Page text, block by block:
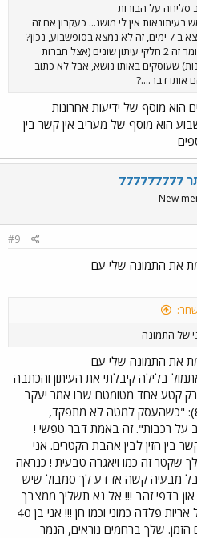
סליחה על הבורות
בעיתונאות אין לי מושג... כעקרון אם זה
נמצא ב 7 ימים, זה לא נמצא בסופשבוע, נכון?
כלומר זה 2 חלקי עיתון שונים (אצל חברות
שעוסקים באותו נושא, אבל לא כתוב
אותו דבר....?
הוא מוסף של מעריב אין קשר בין
New
#9
את התמונה שלי עם
של התמונה
את התמונה שלי עם
בלילה קיבלתי את העיתון והכתבה
רק קטע אחד מטומטם שבו אמר יעקב
סמבול (עמ' 88): "כשהעסק למטה לא מתפקד,
על רכבות". זה באמת דבר טפשי !
קשר בין הזין לבין אהבת הקטרים. אני
שקטר זה כמו ויאגרה טבעית ! כנראה
מבעיה קשה אז דע לך סמבול שיש
בדפי זהב !!! אל נא תשליך ממצבך
הגופני הלקוי על אריות פלדה כמוני וכמו חן !!! אני בן 40
שלך ברחמים נוראים, הנמר